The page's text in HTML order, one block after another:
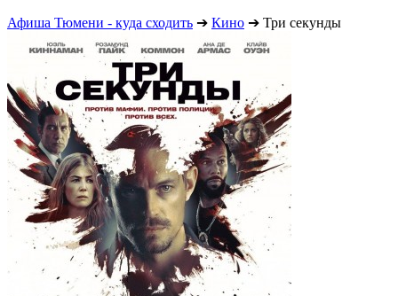
Афиша Тюмени - куда сходить ➔ Кино ➔ Три секунды